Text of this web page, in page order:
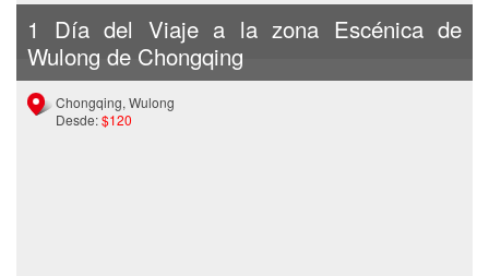
1 Día del Viaje a la zona Escénica de
Wulong de Chongqing
Chongqing, Wulong
Desde:$120